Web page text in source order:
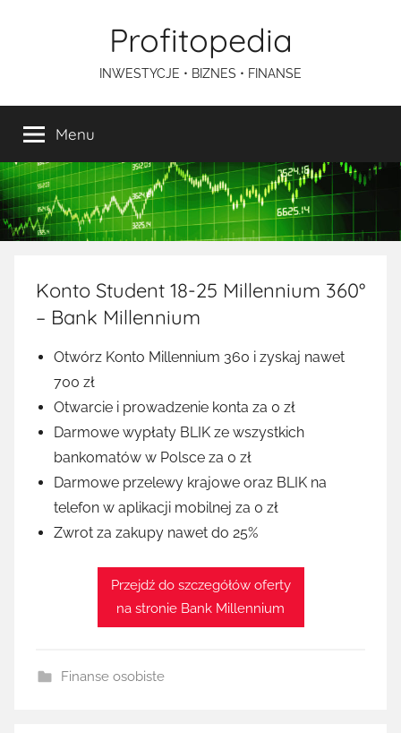
Profitopedia
INWESTYCJE • BIZNES • FINANSE
Menu
Konto Student 18-25 Millennium 360°
– Bank Millennium
Otwórz Konto Millennium 360 i zyskaj nawet
700 zł
Otwarcie i prowadzenie konta za 0 zł
Darmowe wypłaty BLIK ze wszystkich
bankomatów w Polsce za 0 zł
Darmowe przelewy krajowe oraz BLIK na
telefon w aplikacji mobilnej za 0 zł
Zwrot za zakupy nawet do 25%
Przejdź do szczegółów oferty
na stronie Bank Millennium
Finanse osobiste